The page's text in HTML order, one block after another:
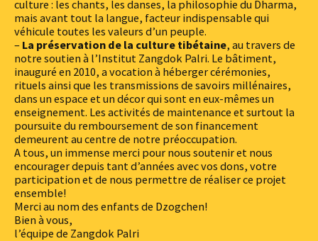
culture : les chants, les danses, la philosophie du Dharma,
mais avant tout la langue, facteur indispensable qui
véhicule toutes les valeurs d’un peuple.
– La préservation de la culture tibétaine, au travers de
notre soutien à l’Institut Zangdok Palri. Le bâtiment,
inauguré en 2010, a vocation à héberger cérémonies,
rituels ainsi que les transmissions de savoirs millénaires,
dans un espace et un décor qui sont en eux-mêmes un
enseignement. Les activités de maintenance et surtout la
poursuite du remboursement de son financement
demeurent au centre de notre préoccupation.
A tous, un immense merci pour nous soutenir et nous
encourager depuis tant d’années avec vos dons, votre
participation et de nous permettre de réaliser ce projet
ensemble!
Merci au nom des enfants de Dzogchen!
Bien à vous,
l’équipe de Zangdok Palri